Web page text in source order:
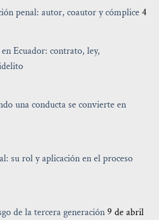
penal: autor, coautor y cómplice4
Ecuador: contrato, ley,
una conducta se convierte en
su rol y aplicación en el proceso
de la tercera generación9 de abril